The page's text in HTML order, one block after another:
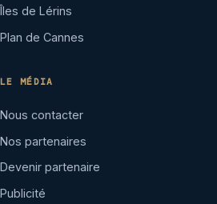
Îles de Lérins
Plan de Cannes
LE MÉDIA
Nous contacter
Nos partenaires
Devenir partenaire
Publicité